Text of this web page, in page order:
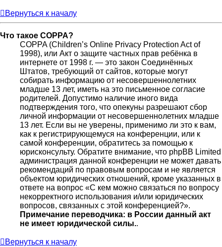
Вернуться к началу
Что такое COPPA?
COPPA (Children’s Online Privacy Protection Act of
1998), или Акт о защите частных прав ребёнка в
интернете от 1998 г. — это закон Соединённых
Штатов, требующий от сайтов, которые могут
собирать информацию от несовершеннолетних
младше 13 лет, иметь на это письменное согласие
родителей. Допустимо наличие иного вида
подтверждения того, что опекуны разрешают сбор
личной информации от несовершеннолетних младше
13 лет. Если вы не уверены, применимо ли это к вам,
как к регистрирующемуся на конференции, или к
самой конференции, обратитесь за помощью к
юрисконсульту. Обратите внимание, что phpBB Limited
администрация данной конференции не может давать
рекомендаций по правовым вопросам и не является
объектом юридических отношений, кроме указанных в
ответе на вопрос «С кем можно связаться по вопросу
некорректного использования и/или юридических
вопросов, связанных с этой конференцией?».
Примечание переводчика: в России данный акт
не имеет юридической силы..
Вернуться к началу